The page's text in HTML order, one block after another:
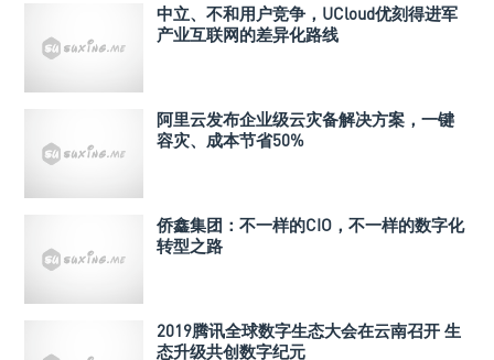
中立、不和用户竞争，UCloud优刻得进军
产业互联网的差异化路线
阿里云发布企业级云灾备解决方案，一键
容灾、成本节省50%
侨鑫集团：不一样的CIO，不一样的数字化
转型之路
2019腾讯全球数字生态大会在云南召开 生
态升级共创数字纪元